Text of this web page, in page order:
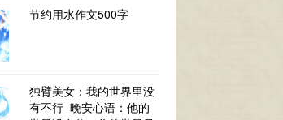
节约用水作文500字
独臂美女：我的世界里没
有不行_晚安心语：他的